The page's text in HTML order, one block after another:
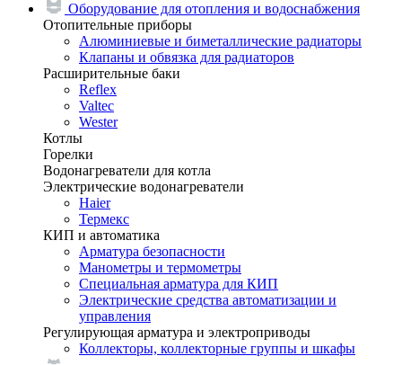
Оборудование для отопления и водоснабжения
Отопительные приборы
Алюминиевые и биметаллические радиаторы
Клапаны и обвязка для радиаторов
Расширительные баки
Reflex
Valtec
Wester
Котлы
Горелки
Водонагреватели для котла
Электрические водонагреватели
Haier
Термекс
КИП и автоматика
Арматура безопасности
Манометры и термометры
Специальная арматура для КИП
Электрические средства автоматизации и
управления
Регулирующая арматура и электроприводы
Коллекторы, коллекторные группы и шкафы